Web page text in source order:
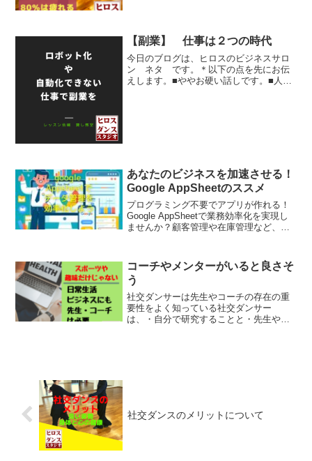
ストレスを...
【副業】 仕事は２つの時代
今日のブログは、ヒロスのビジネスサロ
ン ネタ です。＊以下の点を先にお伝
えします。■ややお硬い話しです。■人そ
あなたのビジネスを加速させる！
Google AppSheetのススメ
プログラミング不要でアプリが作れる！
Google AppSheetで業務効率化を実現し
ませんか？顧客管理や在庫管理など、
AppSheetの基本から活用事例まで、わか
りやすく解説します。静岡市清水区で関
心のある方は、ぜひ一緒に学びましょ
う！
コーチやメンターがいると良さそ
う
社交ダンサーは先生やコーチの存在の重
要性をよく知っている社交ダンサー
は、・自分で研究することと・先生やコ
社交ダンスのメリットについて